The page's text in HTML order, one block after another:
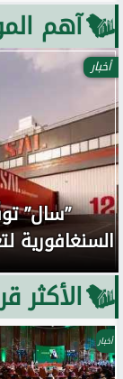
آهم
أخبار
”سال”
السنغافورية
الأكثر
أخبار